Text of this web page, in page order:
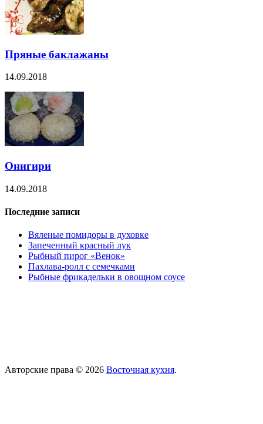
Пряные баклажаны
14.09.2018
Онигири
14.09.2018
Последние записи
Вяленые помидоры в духовке
Запеченный красный лук
Рыбный пирог «Венок»
Пахлава-ролл с семечками
Рыбные фрикадельки в овощном соусе
Авторские права © 2026 Восточная кухня.